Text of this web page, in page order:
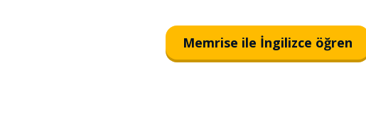
Memrise ile İngilizce öğren